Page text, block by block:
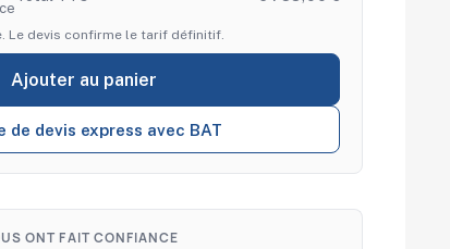
Ajouter au panier
Le devis confirme le tarif définitif.
de devis express avec BAT
ONT FAIT CONFIANCE